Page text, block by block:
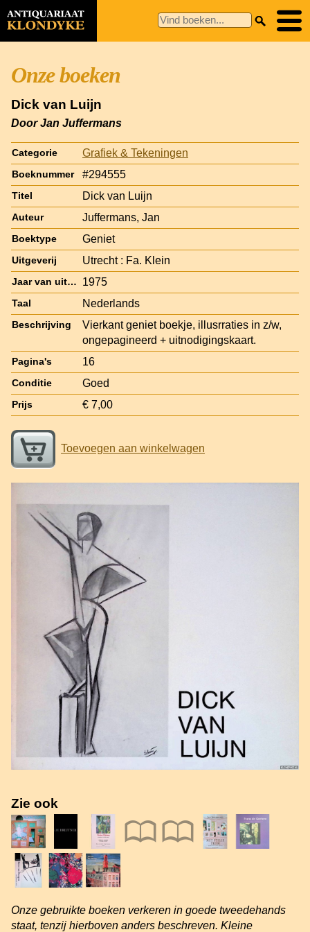
Onze boeken
Dick van Luijn
Door Jan Juffermans
Categorie Grafiek & Tekeningen
Boeknummer #294555
Titel Dick van Luijn
Auteur Juffermans, Jan
Boektype Geniet
Uitgeverij Utrecht : Fa. Klein
Jaar van uitgave 1975
Taal Nederlands
Beschrijving
Vierkant geniet boekje, illusrraties in z/w,
ongepagineerd + uitnodigingskaart.
Pagina's 16
Conditie Goed
Prijs € 7,00
Toevoegen aan winkelwagen
Zie ook
Onze gebruikte boeken verkeren in goede tweedehands
staat, tenzij hierboven anders beschreven. Kleine